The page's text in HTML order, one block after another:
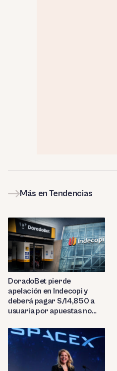
Más en Tendencias
DoradoBet pierde
apelación en Indecopi y
deberá pagar S/14,850 a
usuaria por apuestas no